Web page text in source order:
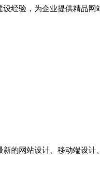
经验，为企业提供精品网
的网站设计、移动端设计